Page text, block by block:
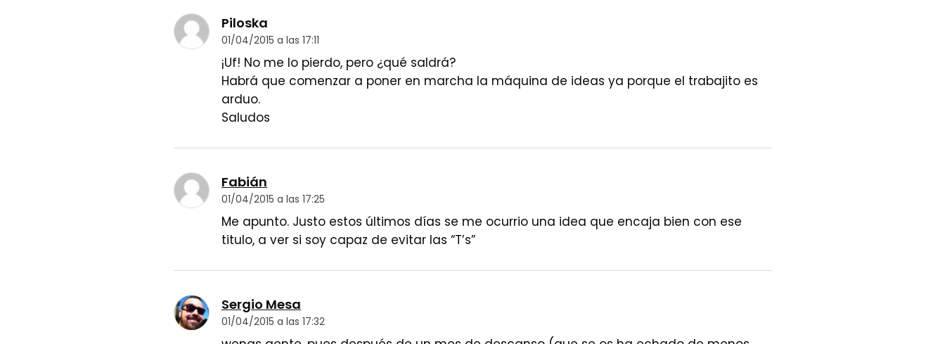
Piloska
01/04/2015 a las 17:11
¡Uf! No me lo pierdo, pero ¿qué saldrá?
Habrá que comenzar a poner en marcha la máquina de ideas ya porque el trabajito es
arduo.
Saludos
Fabián
01/04/2015 a las 17:25
Me apunto. Justo estos últimos días se me ocurrio una idea que encaja bien con ese
titulo, a ver si soy capaz de evitar las “T’s”
Sergio Mesa
01/04/2015 a las 17:32